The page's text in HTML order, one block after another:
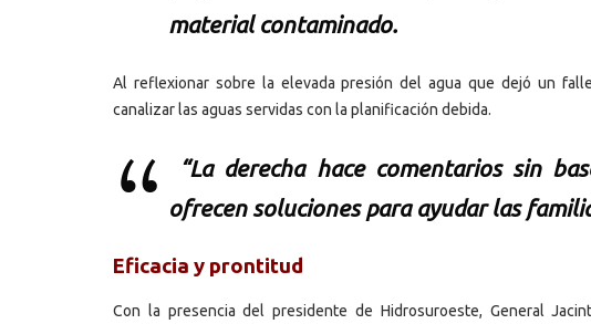
material contaminado.
Al reflexionar sobre la elevada presión del agua que dejó un
canalizar las aguas servidas con la planificación debida.
“La derecha hace comentarios sin
ofrecen soluciones para ayudar las
Eficacia y prontitud
Con la presencia del presidente de Hidrosuroeste, General